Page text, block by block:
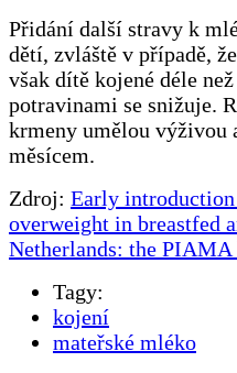
Přidání další stravy k
dětí, zvláště v případě,
však dítě kojené déle
potravinami se snižuje.
krmeny umělou výživou
měsícem.
Zdroj: Early
overweight in breastfed
Netherlands: the
Tagy:
kojení
mateřské mléko